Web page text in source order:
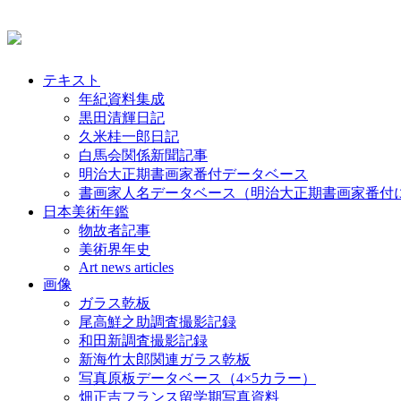
テキスト
年紀資料集成
黒田清輝日記
久米桂一郎日記
白馬会関係新聞記事
明治大正期書画家番付データベース
書画家人名データベース（明治大正期書画家番付
日本美術年鑑
物故者記事
美術界年史
Art news articles
画像
ガラス乾板
尾高鮮之助調査撮影記録
和田新調査撮影記録
新海竹太郎関連ガラス乾板
写真原板データベース（4×5カラー）
畑正吉フランス留学期写真資料